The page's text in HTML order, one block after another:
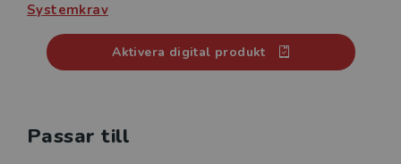
Systemkrav
Aktivera digital produkt
Passar till